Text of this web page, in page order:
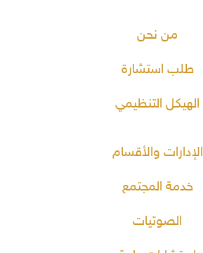
من نحن
طلب استشارة
الهيكل التنظيمي
الإدارات والأقسام
خدمة المجتمع
الصوتيات